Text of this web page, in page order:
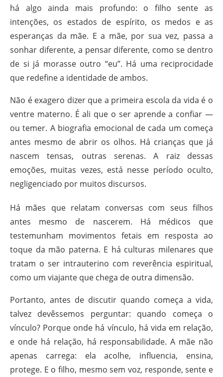
há algo ainda mais profundo: o filho sente as
intenções, os estados de espírito, os medos e as
esperanças da mãe. E a mãe, por sua vez, passa a
sonhar diferente, a pensar diferente, como se dentro
de si já morasse outro “eu”. Há uma reciprocidade
que redefine a identidade de ambos.
Não é exagero dizer que a primeira escola da vida é o
ventre materno. É ali que o ser aprende a confiar —
ou temer. A biografia emocional de cada um começa
antes mesmo de abrir os olhos. Há crianças que já
nascem tensas, outras serenas. A raiz dessas
emoções, muitas vezes, está nesse período oculto,
negligenciado por muitos discursos.
Há mães que relatam conversas com seus filhos
antes mesmo de nascerem. Há médicos que
testemunham movimentos fetais em resposta ao
toque da mão paterna. E há culturas milenares que
tratam o ser intrauterino com reverência espiritual,
como um viajante que chega de outra dimensão.
Portanto, antes de discutir quando começa a vida,
talvez devêssemos perguntar: quando começa o
vínculo? Porque onde há vínculo, há vida em relação,
e onde há relação, há responsabilidade. A mãe não
apenas carrega: ela acolhe, influencia, ensina,
protege. E o filho, mesmo sem voz, responde, sente e